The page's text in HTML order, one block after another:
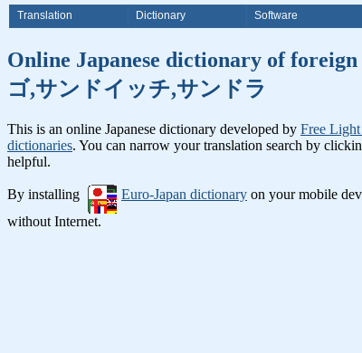
Translation Dictionary Software
Online Japanese dictionary of
ゴ,サンドイッチ,サンドラ
This is an online Japanese dictionary developed by Free
dictionaries. You can narrow your translation search by
helpful.
By installing Euro-Japan dictionary on your mobile
without Internet.